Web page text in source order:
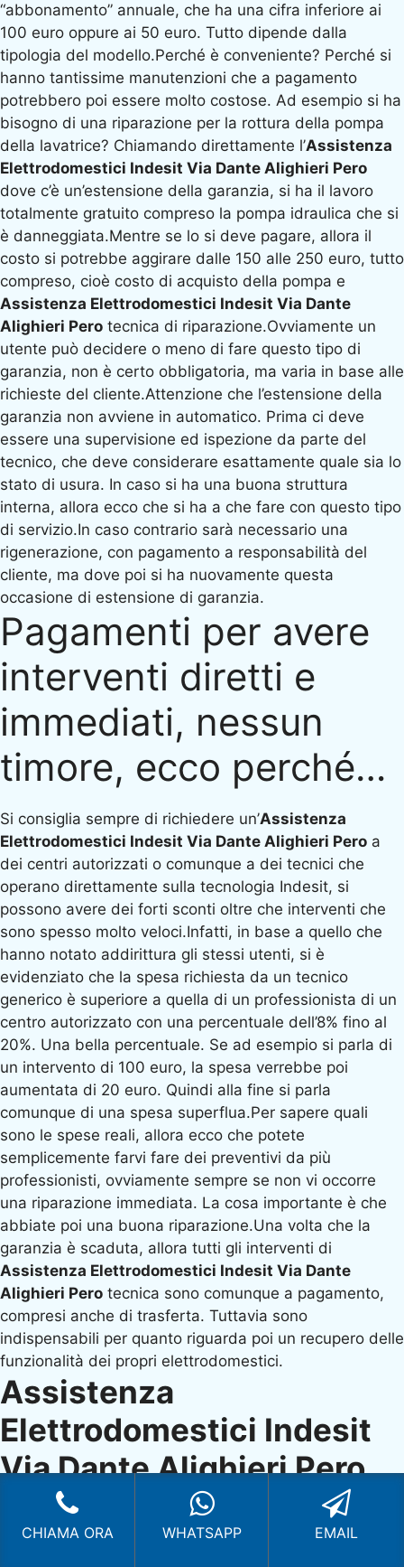
“abbonamento” annuale, che ha una cifra inferiore ai
100 euro oppure ai 50 euro. Tutto dipende dalla
tipologia del modello.Perché è conveniente? Perché si
hanno tantissime manutenzioni che a pagamento
potrebbero poi essere molto costose. Ad esempio si ha
bisogno di una riparazione per la rottura della pompa
della lavatrice? Chiamando direttamente l’Assistenza
Elettrodomestici Indesit Via Dante Alighieri Pero
dove c’è un’estensione della garanzia, si ha il lavoro
totalmente gratuito compreso la pompa idraulica che si
è danneggiata.Mentre se lo si deve pagare, allora il
costo si potrebbe aggirare dalle 150 alle 250 euro, tutto
compreso, cioè costo di acquisto della pompa e
Assistenza Elettrodomestici Indesit Via Dante
Alighieri Pero tecnica di riparazione.Ovviamente un
utente può decidere o meno di fare questo tipo di
garanzia, non è certo obbligatoria, ma varia in base alle
richieste del cliente.Attenzione che l’estensione della
garanzia non avviene in automatico. Prima ci deve
essere una supervisione ed ispezione da parte del
tecnico, che deve considerare esattamente quale sia lo
stato di usura. In caso si ha una buona struttura
interna, allora ecco che si ha a che fare con questo tipo
di servizio.In caso contrario sarà necessario una
rigenerazione, con pagamento a responsabilità del
cliente, ma dove poi si ha nuovamente questa
occasione di estensione di garanzia.
Pagamenti per avere
interventi diretti e
immediati, nessun
timore, ecco perché…
Si consiglia sempre di richiedere un’Assistenza
Elettrodomestici Indesit Via Dante Alighieri Pero a
dei centri autorizzati o comunque a dei tecnici che
operano direttamente sulla tecnologia Indesit, si
possono avere dei forti sconti oltre che interventi che
sono spesso molto veloci.Infatti, in base a quello che
hanno notato addirittura gli stessi utenti, si è
evidenziato che la spesa richiesta da un tecnico
generico è superiore a quella di un professionista di un
centro autorizzato con una percentuale dell’8% fino al
20%. Una bella percentuale. Se ad esempio si parla di
un intervento di 100 euro, la spesa verrebbe poi
aumentata di 20 euro. Quindi alla fine si parla
comunque di una spesa superflua.Per sapere quali
sono le spese reali, allora ecco che potete
semplicemente farvi fare dei preventivi da più
professionisti, ovviamente sempre se non vi occorre
una riparazione immediata. La cosa importante è che
abbiate poi una buona riparazione.Una volta che la
garanzia è scaduta, allora tutti gli interventi di
Assistenza Elettrodomestici Indesit Via Dante
Alighieri Pero tecnica sono comunque a pagamento,
compresi anche di trasferta. Tuttavia sono
indispensabili per quanto riguarda poi un recupero delle
funzionalità dei propri elettrodomestici.
Assistenza
Elettrodomestici Indesit
Via Dante Alighieri Pero,
fissiamo un appuntamento
CHIAMA ORA WHATSAPP EMAIL